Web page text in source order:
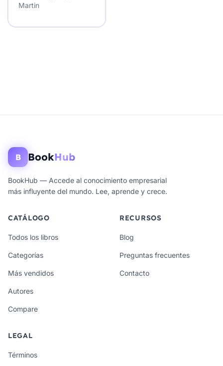
Martin
B BookHub
BookHub — Accede al conocimiento empresarial
más influyente del mundo. Lee, aprende y crece.
CATÁLOGO
Todos los libros
Categorías
Más vendidos
Autores
Compare
RECURSOS
Blog
Preguntas frecuentes
Contacto
LEGAL
Términos